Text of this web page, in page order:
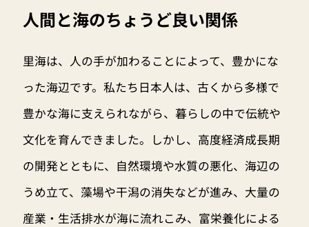
人間と海のちょうど良い関係
里海は、人の手が加わることによって、豊かにな
った海辺です。私たち日本人は、古くから多様で
豊かな海に支えられながら、暮らしの中で伝統や
文化を育んできました。しかし、高度経済成長期
の開発とともに、自然環境や水質の悪化、海辺の
うめ立て、藻場や干潟の消失などが進み、大量の
産業・生活排水が海に流れこみ、富栄養化による